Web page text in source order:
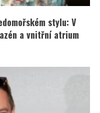
stylu: V
a vnitřní atrium